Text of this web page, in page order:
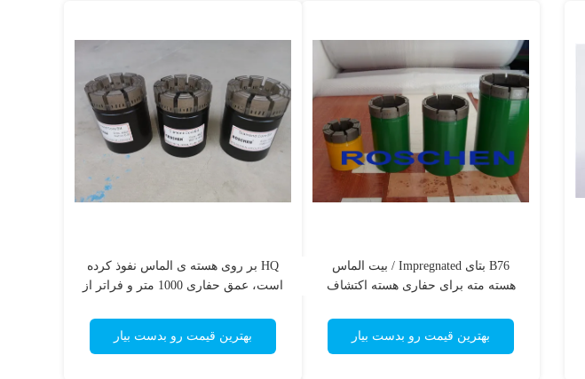
B76 بتای Impregnated / بیت الماس
هسته مته برای حفاری هسته اکتشاف
بهترین قیمت رو بدست بیار
HQ بر روی هسته ی الماس نفوذ کرده
است، عمق حفاری 1000 متر و فراتر از
بهترین قیمت رو بدست بیار